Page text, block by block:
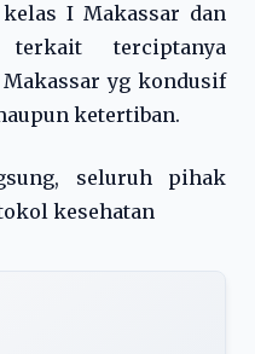
kelas I Makassar dan
terciptanya
yg kondusif
ketertiban.
seluruh pihak
kesehatan